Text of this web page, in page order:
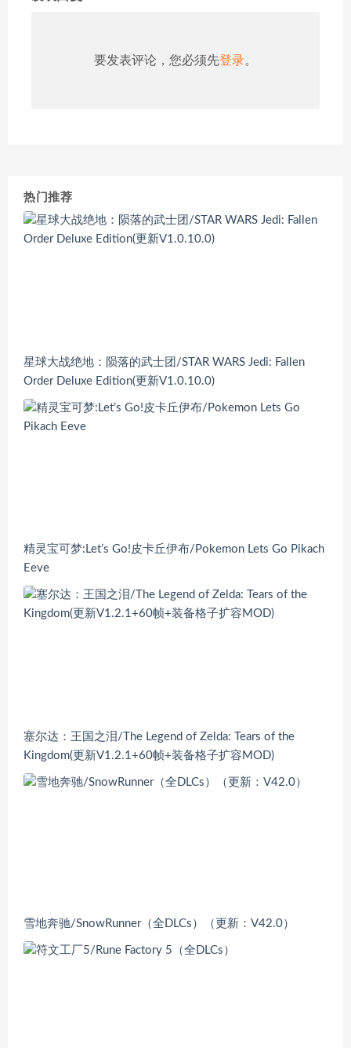
要发表评论，您必须先登录。
热门推荐
星球大战绝地：陨落的武士团/STAR WARS Jedi: Fallen
Order Deluxe Edition(更新V1.0.10.0)
精灵宝可梦:Let’s Go!皮卡丘伊布/Pokemon Lets Go Pikach
Eeve
塞尔达：王国之泪/The Legend of Zelda: Tears of the
Kingdom(更新V1.2.1+60帧+装备格子扩容MOD)
雪地奔驰/SnowRunner（全DLCs）（更新：V42.0）